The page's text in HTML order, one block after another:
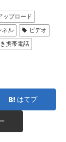
ップロード
ネル
ビデオ
携帯電話
はてブ